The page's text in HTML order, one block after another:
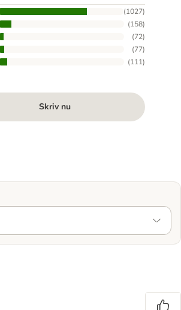
(1027)
(158)
(72)
(77)
(111)
Skriv nu